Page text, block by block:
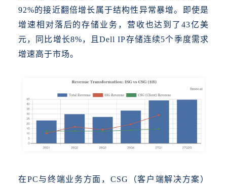
92%的接近翻倍增长属于结构性异常暴增。即使是
增速相对落后的存储业务，营收也达到了43亿美
元，同比增长8%，且Dell IP存储连续5个季度需求
增速高于市场。
在PC与终端业务方面，CSG（客户端解决方案）